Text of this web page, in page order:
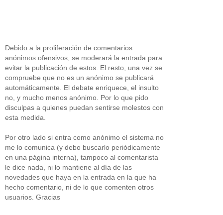
Debido a la proliferación de comentarios
anónimos ofensivos, se moderará la entrada para
evitar la publicación de estos. El resto, una vez se
compruebe que no es un anónimo se publicará
automáticamente. El debate enriquece, el insulto
no, y mucho menos anónimo. Por lo que pido
disculpas a quienes puedan sentirse molestos con
esta medida.
Por otro lado si entra como anónimo el sistema no
me lo comunica (y debo buscarlo periódicamente
en una página interna), tampoco al comentarista
le dice nada, ni lo mantiene al día de las
novedades que haya en la entrada en la que ha
hecho comentario, ni de lo que comenten otros
usuarios. Gracias